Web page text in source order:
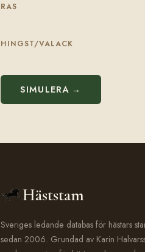
RAS
HINGST/VALACK
SIMULERA →
Häststam
Sveriges ledande databas för hästars
sedan 2006. Grundad av Karin